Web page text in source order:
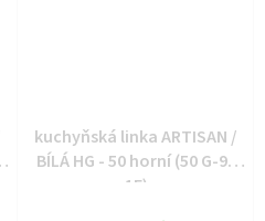
kuchyňská linka ARTISAN /
BÍLÁ HG - 50 horní (50 G-90
1F)